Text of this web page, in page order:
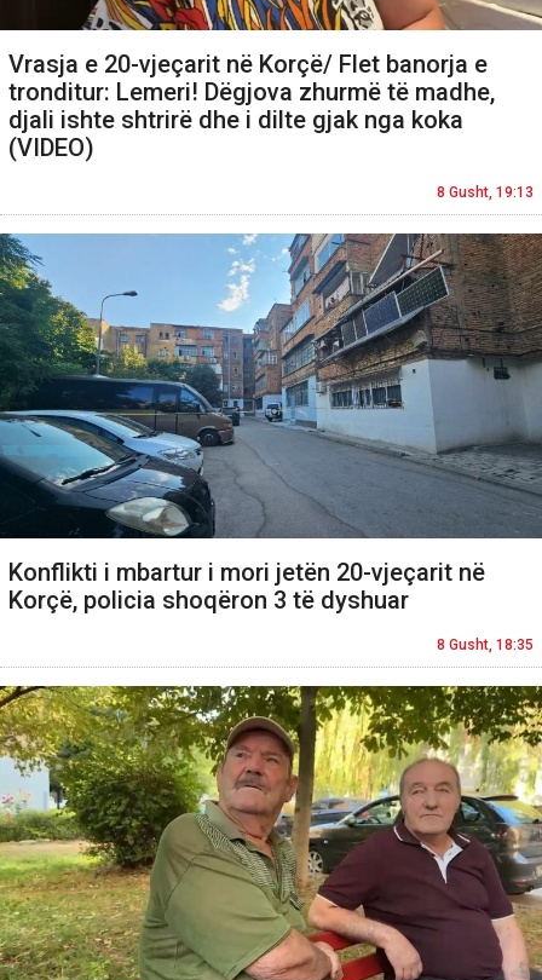
Vrasja e 20-vjeçarit në Korçë/ Flet banorja e
tronditur: Lemeri! Dëgjova zhurmë të madhe,
djali ishte shtrirë dhe i dilte gjak nga koka
(VIDEO)
8 Gusht, 19:13
Konflikti i mbartur i mori jetën 20-vjeçarit në
Korçë, policia shoqëron 3 të dyshuar
8 Gusht, 18:35